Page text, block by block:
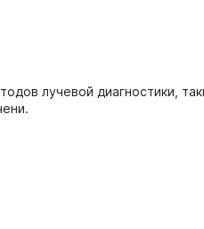
лучевой диагностики,